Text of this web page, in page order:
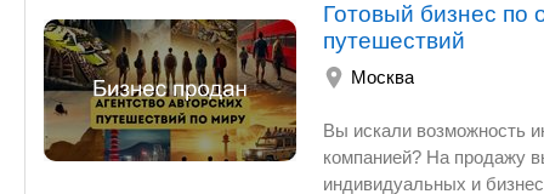
это как
—
Готовый бизнес по
путешествий
Москва
Вы искали возможность
компанией? На продажу выставлена
индивидуальных и бизнес туров, где все